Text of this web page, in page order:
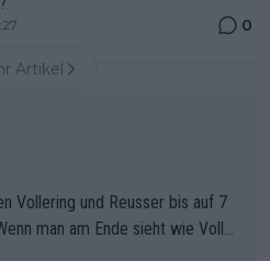
0
Artikel
Vollering und Reusser bis auf 7
man am Ende sieht wie Voller